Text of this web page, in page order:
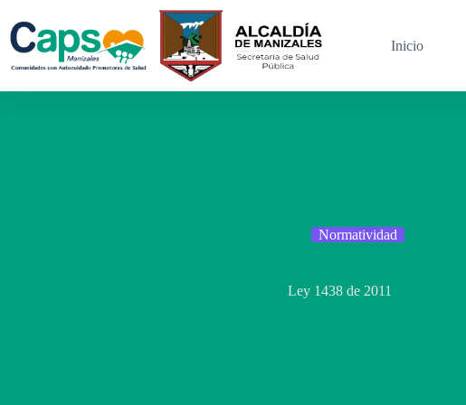
contenido
Inicio
Normatividad
Ley 1438 de 2011